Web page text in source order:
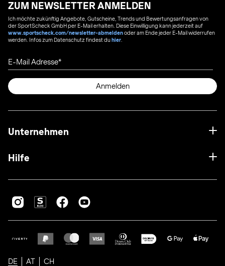
ZUM NEWSLETTER ANMELDEN
Ich möchte zukünftig Angebote, Gutscheine, Trends und Bewertungsanfragen von
der SportScheck GmbH per E-Mail erhalten. Diese Einwilligung kann jederzeit auf
www.sportscheck.com/newsletter-abmeldenoder am Ende jeder E-Mail widerrufen
werden. Infos zum Datenschutz findest duhier
E-Mail Adresse
Anmelden
Unternehmen
Hilfe
DE AT CH